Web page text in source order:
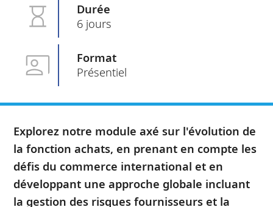
Durée
6 jours
Format
Présentiel
Explorez notre module axé sur l'évolution de
la fonction achats, en prenant en compte les
défis du commerce international et en
développant une approche globale incluant
la gestion des risques fournisseurs et la